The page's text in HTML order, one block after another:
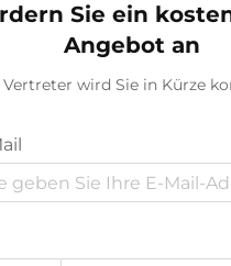
Sie ein
Angebot an
Vertreter wird Sie in Kürze